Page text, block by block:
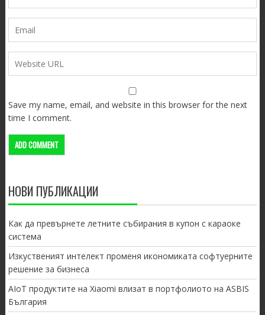
Save my name, email, and website in this browser for the next
time I comment.
НОВИ ПУБЛИКАЦИИ
Как да превърнете летните събирания в купон с караоке
система
Изкуственият интелект променя икономиката софтуерните
решение за бизнеса
AIoT продуктите на Xiaomi влизат в портфолиото на ASBIS
България